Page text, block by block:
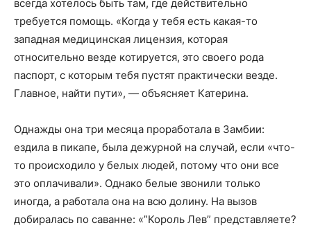
всегда хотелось быть там, где действительно
требуется помощь. «Когда у тебя есть какая-то
западная медицинская лицензия, которая
относительно везде котируется, это своего рода
паспорт, с которым тебя пустят практически везде.
Главное, найти пути», — объясняет Катерина.
Однажды она три месяца проработала в Замбии:
ездила в пикапе, была дежурной на случай, если «что-
то происходило у белых людей, потому что они все
это оплачивали». Однако белые звонили только
иногда, а работала она на всю долину. На вызов
добиралась по саванне: «”Король Лев” представляете?